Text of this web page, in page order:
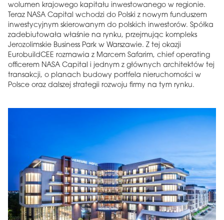
wolumen krajowego kapitału inwestowanego w regionie.
Teraz NASA Capital wchodzi do Polski z nowym funduszem
inwestycyjnym skierowanym do polskich inwestorów. Spółka
zadebiutowała właśnie na rynku, przejmując kompleks
Jerozolimskie Business Park w Warszawie. Z tej okazji
EurobuildCEE rozmawia z Marcem Safarim, chief operating
officerem NASA Capital i jednym z głównych architektów tej
transakcji, o planach budowy portfela nieruchomości w
Polsce oraz dalszej strategii rozwoju firmy na tym rynku.